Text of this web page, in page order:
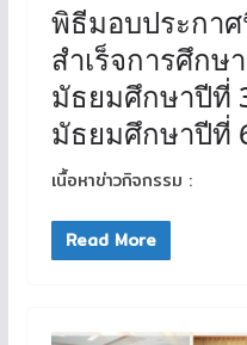
พิธีมอบประกา
สำเร็จการศึกษ
มัธยมศึกษาปีที่
มัธยมศึกษาปีที่
เนื้อหาข่าวกิจกรรม :
Read More